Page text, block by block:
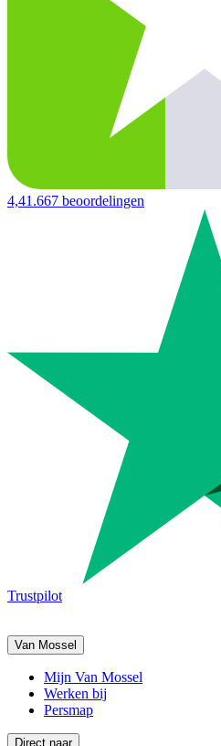
4,41.667 beoordelingen
Trustpilot
Van Mossel
Mijn Van Mossel
Werken bij
Persmap
Direct naar